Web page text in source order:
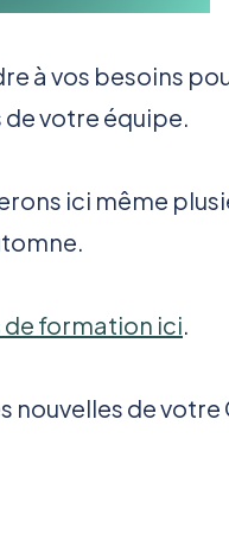
à vos besoins
votre équipe.
ici même
formation ici.
nouvelles de